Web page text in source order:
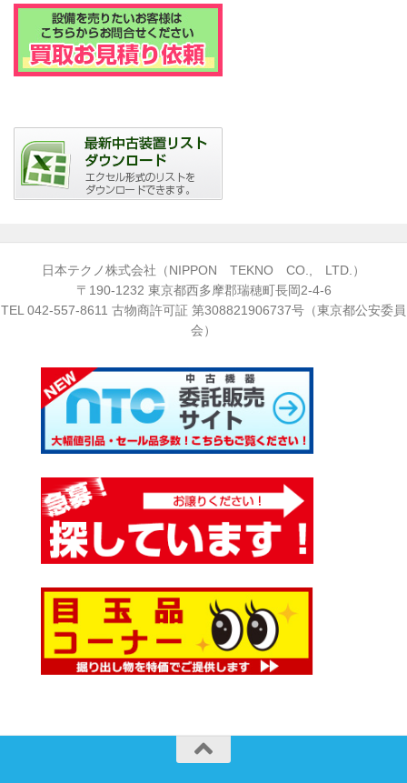
日本テクノ株式会社（NIPPON TEKNO CO., LTD.）
〒190-1232 東京都西多摩郡瑞穂町長岡2-4-6
TEL 042-557-8611 古物商許可証 第308821906737号（東京都公安委員
会）